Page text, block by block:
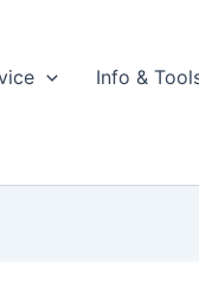
Info &